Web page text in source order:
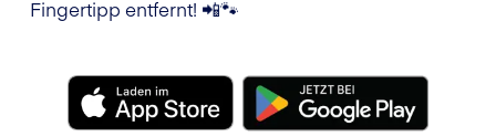
Fingertipp entfernt! 📲🐾